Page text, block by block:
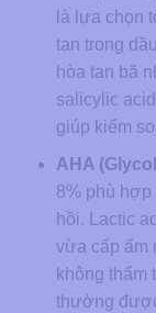
là lựa chọn
tan trong
hòa tan bã
salicylic
giúp kiểm
AHA
8% phù
hồi. Lactic
vừa cấp ẩm
không thẩm
thường